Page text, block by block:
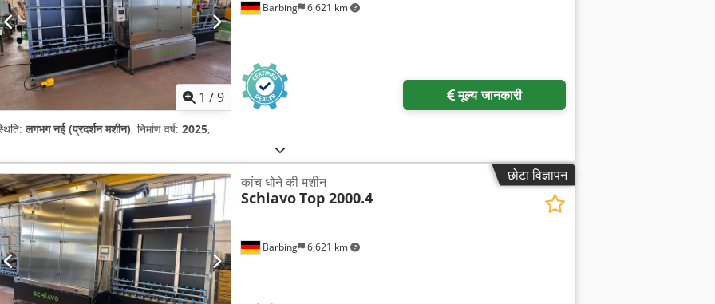
1 /9
Barbing 6,621 km
मूल्य जानकारी
लगभग नई (प्रदर्शन मशीन), निर्माण वर्ष: 2025,
छोटा विज्ञापन
Barbing 6,621 km
कांच धोने की मशीन
SchiavoTop 2000.4